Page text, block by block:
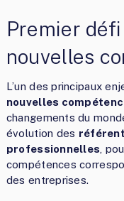
Premier
nouvelles
L’un des principaux
nouvelles
changements du
évolution des
professionnelles ,
compétences
des entreprises.